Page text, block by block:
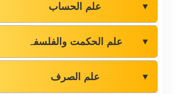
علم الحساب ▼
علم الحکمت والفلسفہ ▼
علم الصرف ▼